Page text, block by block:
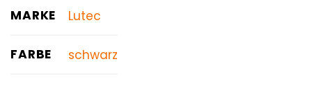
MARKE Lutec
FARBE schwarz